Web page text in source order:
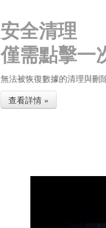
安全清理
僅需點擊一
無法被恢復數據的清理與刪
查看詳情 »